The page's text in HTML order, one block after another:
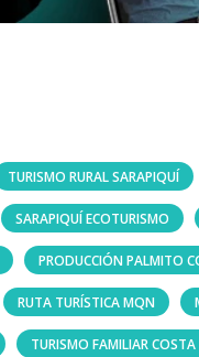
TURISMO RURAL SARAPIQUÍ
SARAPIQUÍ ECOTURISMO
PRODUCCIÓN PALMITO
RUTA TURÍSTICA MQN
TURISMO FAMILIAR COSTA